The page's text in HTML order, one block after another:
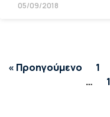
05/09/2018
« Προηγούμενο 1
…